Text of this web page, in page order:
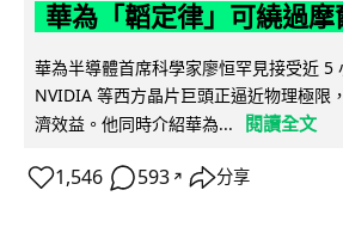
華為「韜定律」可繞過
華為半導體首席科學家廖恒罕見接受近 5
NVIDIA 等西方晶片巨頭正逼近物理極限
濟效益。他同時介紹華為...
閱讀全文
1,546 593 ↗ 分享